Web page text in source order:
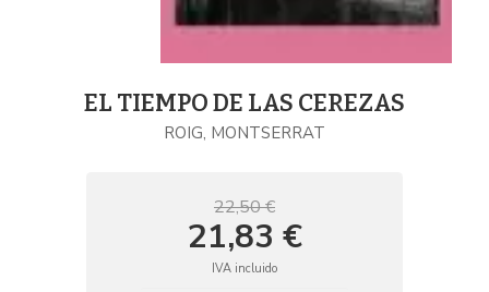
EL TIEMPO DE LAS CEREZAS
ROIG, MONTSERRAT
22,50 €
21,83 €
IVA incluido